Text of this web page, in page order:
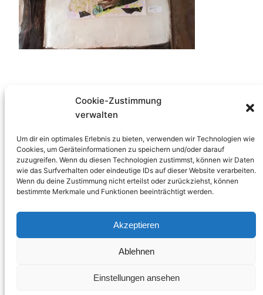
Cookie-Zustimmung
verwalten
Um dir ein optimales Erlebnis zu bieten, verwenden wir Technologien wie
Cookies, um Geräteinformationen zu speichern und/oder darauf
zuzugreifen. Wenn du diesen Technologien zustimmst, können wir Daten
wie das Surfverhalten oder eindeutige IDs auf dieser Website verarbeiten.
Wenn du deine Zustimmung nicht erteilst oder zurückziehst, können
bestimmte Merkmale und Funktionen beeinträchtigt werden.
Akzeptieren
Ablehnen
Einstellungen ansehen
Veröffentlicht28. Januar 2018in
vonStine Seele
Stolz präsentiert von